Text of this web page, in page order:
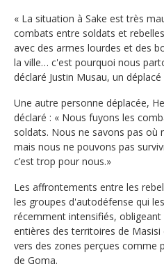
« La situation à Sake est très
combats entre soldats et
avec des armes lourdes et des
la ville… c'est pourquoi nous
déclaré Justin Musau, un déplacé
Une autre personne déplacée,
déclaré : « Nous fuyons les
soldats. Nous ne savons pas où
mais nous ne pouvons pas
c’est trop pour nous.»
Les affrontements entre les
les groupes d'autodéfense qui
récemment intensifiés,
entières des territoires de
vers des zones perçues comme
de Goma.